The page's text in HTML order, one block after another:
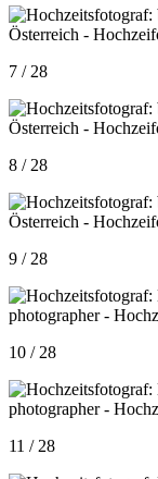
7 / 28
8 / 28
9 / 28
10 / 28
11 / 28